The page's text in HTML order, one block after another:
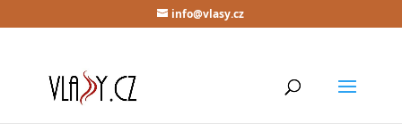
info@vlasy.cz